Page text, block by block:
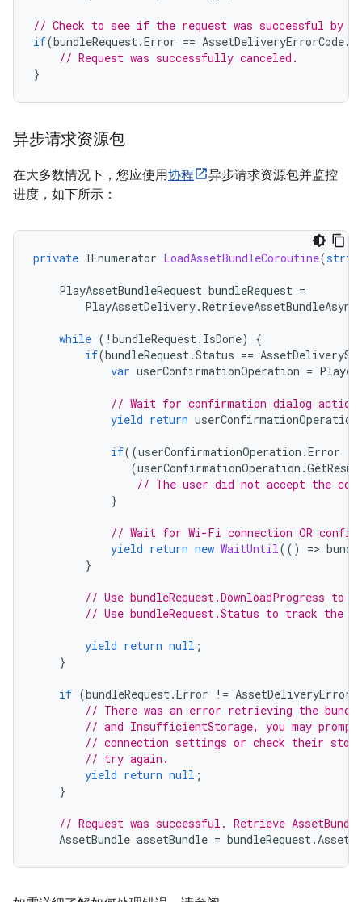
// Check to see if the request was successful by
if(bundleRequest .Error == AssetDeliveryErrorCode.
// Request was successfully canceled.
}
异步请求资源包
在大多数情况下，您应使用协程
异步请求资源包并监控
进度，如下所示：
private IEnumerator LoadAssetBundleCoroutine(
PlayAssetBundleRequest bundleRequest =
PlayAssetDelivery.RetrieveAssetBundleAsync
while ( ! bundleRequest . IsDone)
{
if(bundleRequest .Status ==
var userConfirmationOperation =
// Wait for confirmation dialog
yield return userConfirmationOperation
if((userConfirmationOperation .Error
(userConfirmationOperation .
// The user did not accept the
}
// Wait for Wi-Fi connection OR
yield return new WaitUntil (() =>
}
// Use bundleRequest.DownloadProgress to
// Use bundleRequest.Status to track the
yield return null ;
}
if (bundleRequest .Error !=
// There was an error retrieving the
// and InsufficientStorage, you may
// connection settings or check their
// try again.
yield return null ;
}
// Request was successful. Retrieve
AssetBundle assetBundle = bundleRequest .